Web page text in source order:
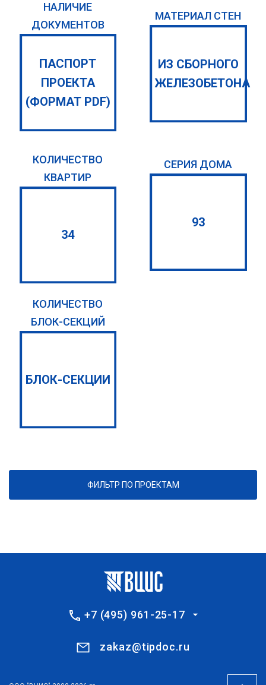
НАЛИЧИЕ
ДОКУМЕНТОВ
ПАСПОРТ
ПРОЕКТА
(ФОРМАТ PDF)
МАТЕРИАЛ СТЕН
ИЗ СБОРНОГО
ЖЕЛЕЗОБЕТОНА
КОЛИЧЕСТВО
КВАРТИР
34
СЕРИЯ ДОМА
93
КОЛИЧЕСТВО
БЛОК-СЕКЦИЙ
БЛОК-СЕКЦИИ
ФИЛЬТР ПО ПРОЕКТАМ
+7 (495) 961-25-17
zakaz@tipdoc.ru